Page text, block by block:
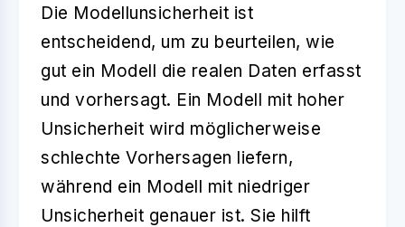
Die Modellunsicherheit ist
entscheidend, um zu beurteilen, wie
gut ein Modell die realen Daten erfasst
und vorhersagt. Ein Modell mit hoher
Unsicherheit wird möglicherweise
schlechte Vorhersagen liefern,
während ein Modell mit niedriger
Unsicherheit genauer ist. Sie hilft